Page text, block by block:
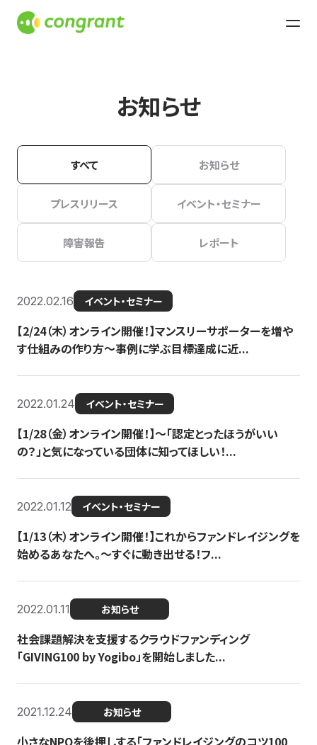
お知らせ
すべて お知らせ
プレスリリース イベント・セミナー
障害報告 レポート
2022.02.16 イベント・セミナー
【2/24（木）オンライン開催！】マンスリーサポーターを増や
す仕組みの作り方〜事例に学ぶ目標達成に近...
2022.01.24 イベント・セミナー
【1/28（金）オンライン開催！】〜「認定とったほうがいい
の？」と気になっている団体に知ってほしい！...
2022.01.12 イベント・セミナー
【1/13（木）オンライン開催！】これからファンドレイジングを
始めるあなたへ。〜すぐに動き出せる！フ...
2022.01.11 お知らせ
社会課題解決を支援するクラウドファンディング
「GIVING100 by Yogibo」を開始しました...
2021.12.24 お知らせ
小さなNPOを後押しする「ファンドレイジングのコツ100